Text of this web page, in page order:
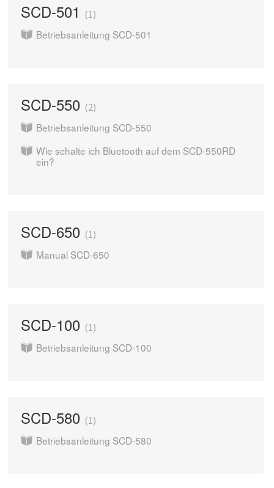
SCD-501 1
Betriebsanleitung SCD-501
SCD-550 2
Betriebsanleitung SCD-550
Wie schalte ich Bluetooth auf dem SCD-550RD
ein?
SCD-650 1
Manual SCD-650
SCD-100 1
Betriebsanleitung SCD-100
SCD-580 1
Betriebsanleitung SCD-580